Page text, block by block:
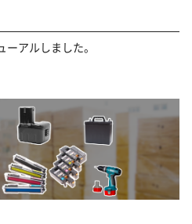
アルしました。